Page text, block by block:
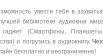
увести тебя в
библиотеке аудиокниг
(Смартфоны,
и погрузись в аудиокнигу
бесплатно и неограниченно!